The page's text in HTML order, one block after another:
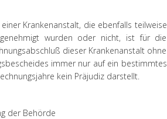
Krankenanstalt, die ebenfalls teilweise
wurden oder nicht, ist für die
dieser Krankenanstalt ohne
immer nur auf ein bestimmtes
kein Präjudiz darstellt.
der Behörde